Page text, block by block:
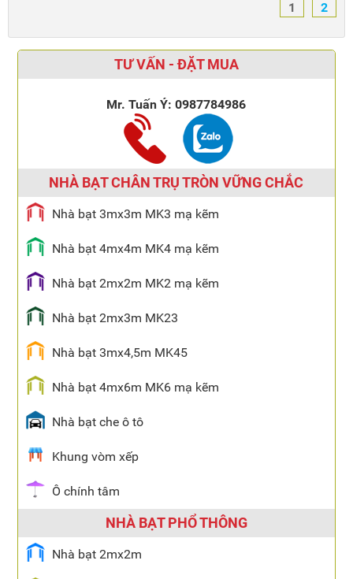
1 2
TƯ VẤN - ĐẶT MUA
Mr. Tuấn Ý:0987784986
NHÀ BẠT CHÂN TRỤ TRÒN VỮNG CHẮC
Nhà bạt 3mx3m MK3 mạ kẽm
Nhà bạt 4mx4m MK4 mạ kẽm
Nhà bạt 2mx2m MK2 mạ kẽm
Nhà bạt 2mx3m MK23
Nhà bạt 3mx4,5m MK45
Nhà bạt 4mx6m MK6 mạ kẽm
Nhà bạt che ô tô
Khung vòm xếp
Ô chính tâm
NHÀ BẠT PHỔ THÔNG
Nhà bạt 2mx2m